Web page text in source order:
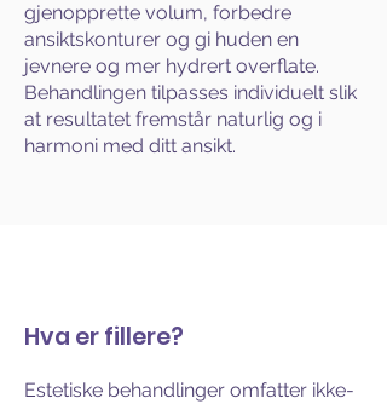
gjenopprette volum, forbedre
ansiktskonturer og gi huden en
jevnere og mer hydrert overflate.
Behandlingen tilpasses individuelt slik
at resultatet fremstår naturlig og i
harmoni med ditt ansikt.
Hva er fillere?
Estetiske behandlinger omfatter ikke-